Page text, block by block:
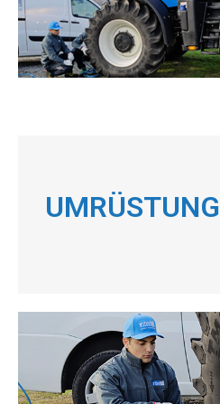
UMRÜSTUNG